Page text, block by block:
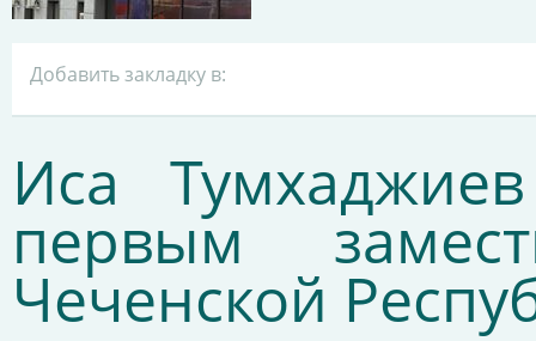
Добавить закладку в:
Иса
первым
Чеченской